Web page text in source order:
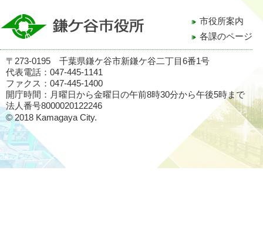
市役所案内
各課のページ
〒273-0195 千葉県鎌ケ谷市新鎌ケ谷二丁目6番1号
代表電話：047-445-1141
ファクス：047-445-1400
開庁時間：月曜日から金曜日の午前8時30分から午後5時まで
法人番号8000020122246
© 2018 Kamagaya City.